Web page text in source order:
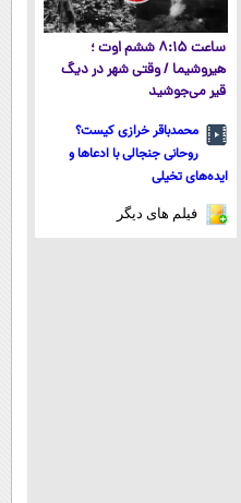
ساعت ۸:۱۵ ششم اوت ؛
هیروشیما / وقتی شهر در دیگ
قیر می‌جوشید
محمدباقر خرازی کیست؟
روحانی جنجالی با ادعاها و
ایده‌های تخیلی
فیلم های دیگر